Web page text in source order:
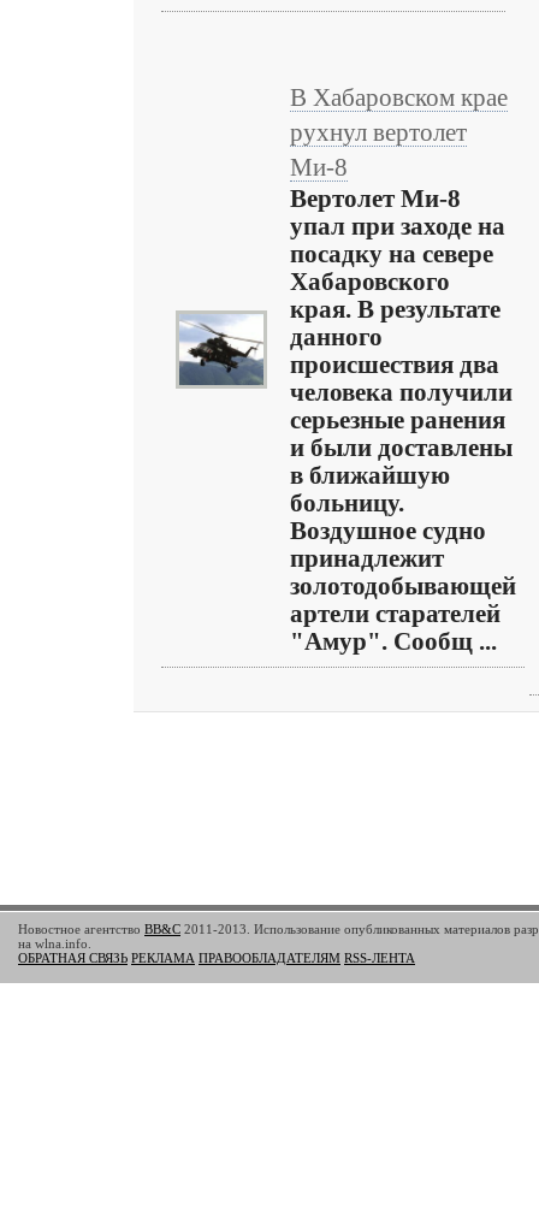
В Хабаровском крае
рухнул вертолет
Ми-8
Вертолет Ми-8
упал при заходе на
посадку на севере
Хабаровского
края. В результате
данного
происшествия два
человека получили
серьезные ранения
и были доставлены
в ближайшую
больницу.
Воздушное судно
принадлежит
золотодобывающей
артели старателей
"Амур". Сообщ ...
Новостное агентство BB&C 2011-2013. Использование опубликованных материалов
на wlna.info.
ОБРАТНАЯ СВЯЗЬ РЕКЛАМА ПРАВООБЛАДАТЕЛЯМ RSS-ЛЕНТА